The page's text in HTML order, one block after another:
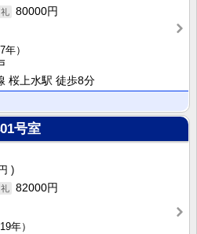
80000円
年）
桜上水駅 徒歩8分
号室
82000円
年）